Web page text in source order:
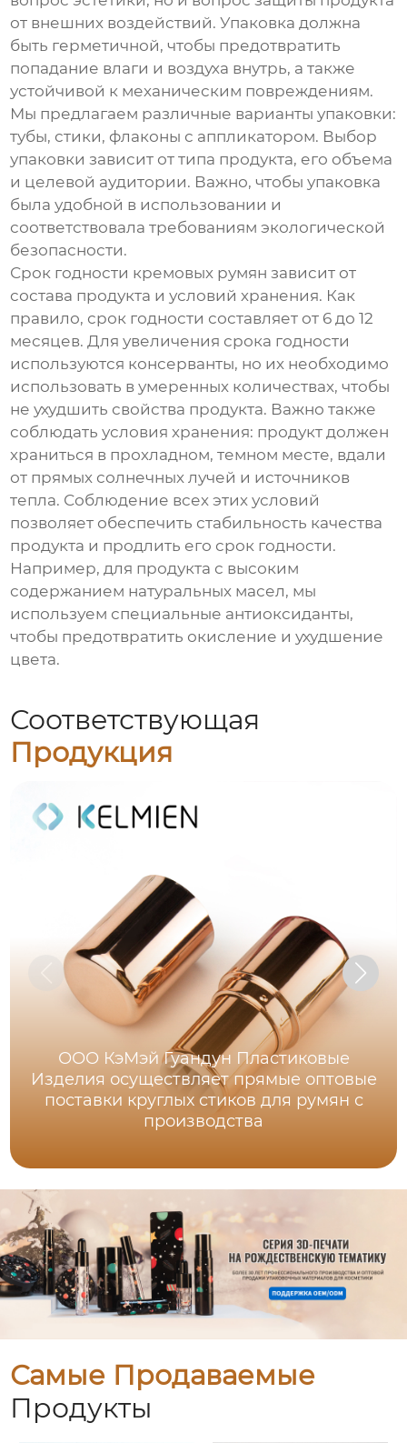
от внешних воздействий. Упаковка должна
быть герметичной, чтобы предотвратить
попадание влаги и воздуха внутрь, а также
устойчивой к механическим повреждениям.
Мы предлагаем различные варианты упаковки:
тубы, стики, флаконы с аппликатором. Выбор
упаковки зависит от типа продукта, его объема
и целевой аудитории. Важно, чтобы упаковка
была удобной в использовании и
соответствовала требованиям экологической
безопасности.
Срок годности кремовых румян зависит от
состава продукта и условий хранения. Как
правило, срок годности составляет от 6 до 12
месяцев. Для увеличения срока годности
используются консерванты, но их необходимо
использовать в умеренных количествах, чтобы
не ухудшить свойства продукта. Важно также
соблюдать условия хранения: продукт должен
храниться в прохладном, темном месте, вдали
от прямых солнечных лучей и источников
тепла. Соблюдение всех этих условий
позволяет обеспечить стабильность качества
продукта и продлить его срок годности.
Например, для продукта с высоким
содержанием натуральных масел, мы
используем специальные антиоксиданты,
чтобы предотвратить окисление и ухудшение
цвета.
Соответствующая
Продукция
ООО КэМэй Гуандун Пластиковые
Изделия осуществляет прямые оптовые
поставки круглых стиков для румян с
производства
Самые Продаваемые
Продукты